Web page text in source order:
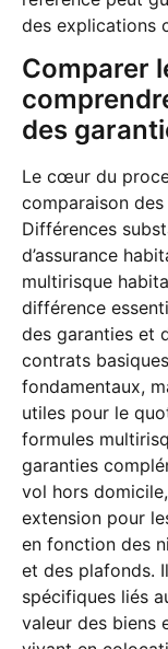
des explications
Comparer
des
Le cœur du
comparaison
Différences
d’assurance
multirisque
différence
des garanties et
contrats
fondamentaux,
utiles pour le
formules
garanties
vol hors
extension pour
en fonction des
et des plafonds.
spécifiques liés
valeur des biens